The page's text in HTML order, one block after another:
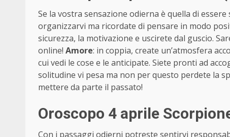
Se la vostra sensazione odierna è quella di
organizzarvi ma ricordate di pensare in modo
sicurezza, la motivazione e uscirete dal guscio.
online! Amore: in coppia, create un’atmosfera
cui vedi le cose e le anticipate. Siete pronti ad
solitudine vi pesa ma non per questo perdete la
mettere da parte il passato!
Oroscopo 4 aprile
Con i passaggi odierni potreste sentirvi